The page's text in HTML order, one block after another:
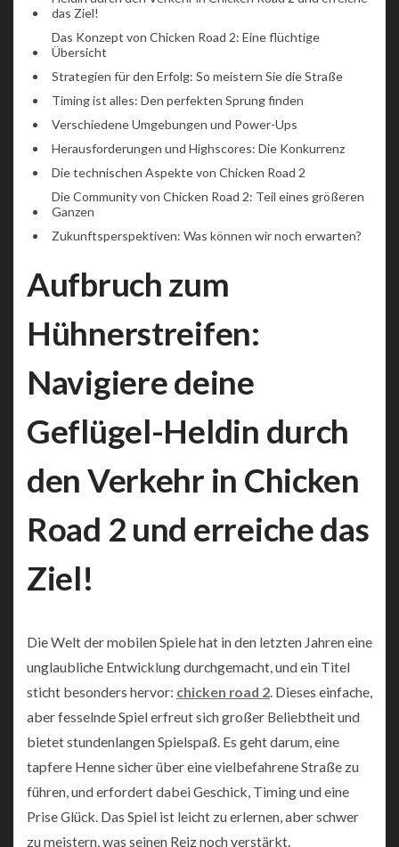
das Ziel!
Das Konzept von Chicken Road 2: Eine flüchtige
Übersicht
Strategien für den Erfolg: So meistern Sie die Straße
Timing ist alles: Den perfekten Sprung finden
Verschiedene Umgebungen und Power-Ups
Herausforderungen und Highscores: Die Konkurrenz
Die technischen Aspekte von Chicken Road 2
Die Community von Chicken Road 2: Teil eines größeren
Ganzen
Zukunftsperspektiven: Was können wir noch erwarten?
Aufbruch zum
Hühnerstreifen:
Navigiere deine
Geflügel-Heldin durch
den Verkehr in Chicken
Road 2 und erreiche das
Ziel!
Die Welt der mobilen Spiele hat in den letzten Jahren eine
unglaubliche Entwicklung durchgemacht, und ein Titel
sticht besonders hervor: chicken road 2. Dieses einfache,
aber fesselnde Spiel erfreut sich großer Beliebtheit und
bietet stundenlangen Spielspaß. Es geht darum, eine
tapfere Henne sicher über eine vielbefahrene Straße zu
führen, und erfordert dabei Geschick, Timing und eine
Prise Glück. Das Spiel ist leicht zu erlernen, aber schwer
zu meistern, was seinen Reiz noch verstärkt.